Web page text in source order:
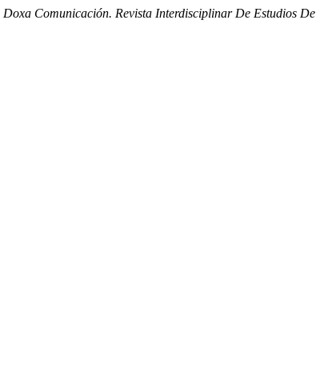
Doxa Comunicación. Revista Interdisciplinar De Estudios De